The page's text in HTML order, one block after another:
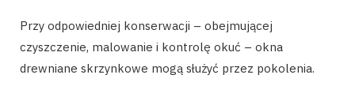
Przy odpowiedniej konserwacji – obejmującej
czyszczenie, malowanie i kontrolę okuć – okna
drewniane skrzynkowe mogą służyć przez pokolenia.